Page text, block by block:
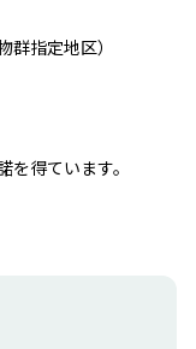
指定地区）
得ています。